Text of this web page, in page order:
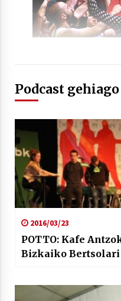
2021/
Podcast gehiago
2016/03/23
POTTO: Kafe
Bizkaiko